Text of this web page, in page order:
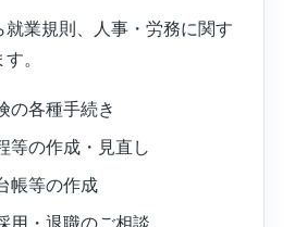
業規則、人事・労務に関す
。
の各種手続き
等の作成・見直し
帳等の作成
用・退職のご相談